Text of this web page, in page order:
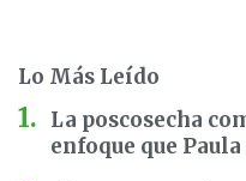
Lo Más Leído
La poscosecha
enfoque que